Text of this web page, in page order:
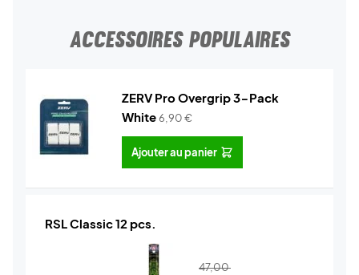
ACCESSOIRES POPULAIRES
ZERV Pro Overgrip 3-Pack
White6,90€
Ajouter au panier
RSL Classic 12 pcs.
47,00